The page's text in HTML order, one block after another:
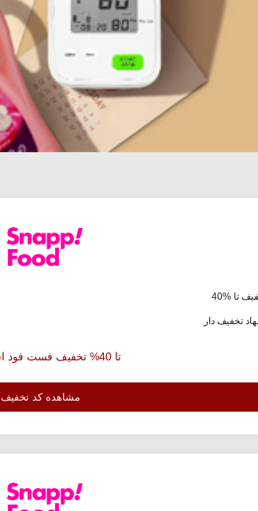
تا %40
تخفیف دار
تا 40% تخفیف فست فود اسنپ فود
مشاهده کد تخفیف